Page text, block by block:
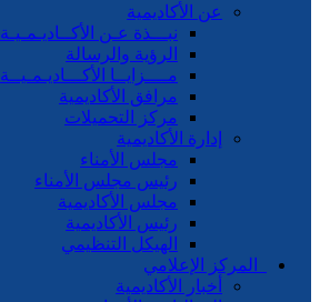
عن الأكاديمية
نبـــذة عـن الأكــاديـمـيـة
الرؤية والرسالة
مــــزايــا الأكـــاديـمـيــة
مرافق الأكاديمية
مركز التحميلات
إدارة الأكاديمية
مجلس الأمناء
رئيس مجلس الأمناء
مجلس الأكاديمية
رئيس الأكاديمية
الهيكل التنظيمي
المركز الإعلامي
أخبار الأكاديمية